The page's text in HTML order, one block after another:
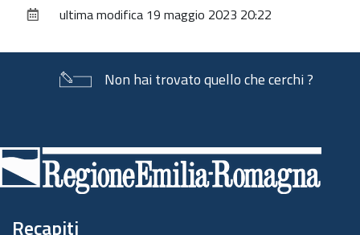
documentoultima modifica 19 maggio 2023 20:22
Non hai trovato quello che cerchi ?
di
pagina
Recapiti